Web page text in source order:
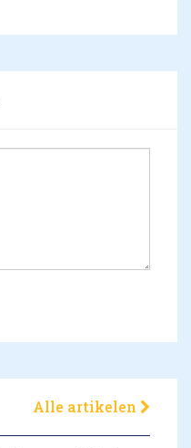
Alle artikelen